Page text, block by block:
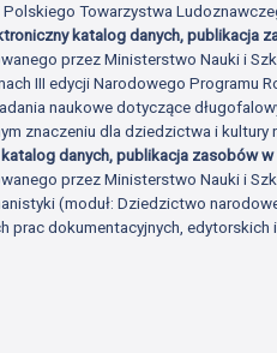
Towarzystwa
katalog danych, publikacja
przez Ministerstwo Nauki i
III edycji Narodowego Programu
naukowe dotyczące
znaczeniu dla dziedzictwa i kultury
danych, publikacja zasobów w
przez Ministerstwo Nauki i
(moduł: Dziedzictwo
prac dokumentacyjnych,